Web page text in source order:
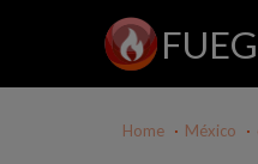
Home México